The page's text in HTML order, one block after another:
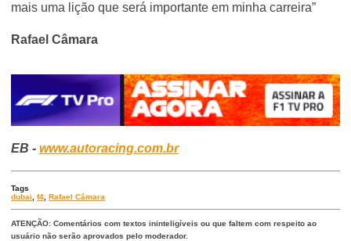
mais uma lição que será importante em minha carreira”
Rafael Câmara
EB -www.autoracing.com.br
Tags
dubai
,f4 ,Rafael Câmara
ATENÇÃO: Comentários com textos ininteligíveis ou que faltem com respeito ao
usuário não serão aprovados pelo moderador.